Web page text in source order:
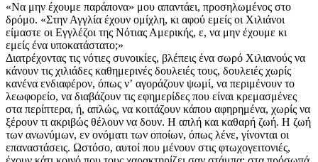
«Να μην έχουμε παράπονα» μου απαντάει, προσηλωμένος στο
δρόμο. «Στην Αγγλία έχουν ομίχλη, κι αφού εμείς οι Χιλιάνοι
είμαστε οι Εγγλέζοι της Νότιας Αμερικής, ε, να μην έχουμε κι
εμείς ένα υποκατάστατο;»
Διατρέχοντας τις νότιες συνοικίες, βλέπεις ένα σωρό Χιλιανούς να
κάνουν τις χιλιάδες καθημερινές δουλειές τους, δουλειές χωρίς
κανένα ενδιαφέρον, όπως νʼ αγοράζουν ψωμί, να περιμένουν το
λεωφορείο, να διαβάζουν τις εφημερίδες που είναι κρεμασμένες
στα περίπτερα, ή, απλώς, να κοιτάζουν κάπου αφηρημένα, χωρίς να
ξέρουν τι ακριβώς θέλουν να δουν. Η απλή και καθαρή ζωή. Η ζωή
των ανωνύμων, εν ονόματι των οποίων, όπως λένε, γίνονται οι
επαναστάσεις. Ωστόσο, αυτοί που μένουν στις φτωχογειτονιές,